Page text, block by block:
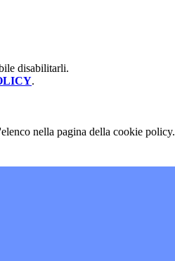
disabilitarli.
.
nella pagina della cookie policy.